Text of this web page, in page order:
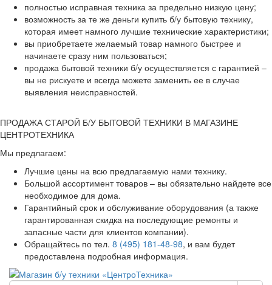
полностью исправная техника за предельно низкую цену;
возможность за те же деньги купить б/у бытовую технику,
которая имеет намного лучшие технические характеристики;
вы приобретаете желаемый товар намного быстрее и
начинаете сразу ним пользоваться;
продажа бытовой техники б/у осуществляется с гарантией –
вы не рискуете и всегда можете заменить ее в случае
выявления неисправностей.
ПРОДАЖА СТАРОЙ Б/У БЫТОВОЙ ТЕХНИКИ В МАГАЗИНЕ
ЦЕНТРОТЕХНИКА
Мы предлагаем:
Лучшие цены на всю предлагаемую нами технику.
Большой ассортимент товаров – вы обязательно найдете все
необходимое для дома.
Гарантийный срок и обслуживание оборудования (а также
гарантированная скидка на последующие ремонты и
запасные части для клиентов компании).
Обращайтесь по тел. 8 (495) 181-48-98, и вам будет
предоставлена подробная информация.